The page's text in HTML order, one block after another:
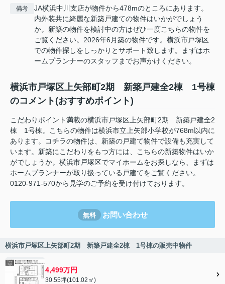
備考
JA横浜中川支店が物件から478mのところにあります。
内外装共に綺麗な新築戸建ての物件はいかがでしょう
か。新築の物件を検討中の方はぜひ一度こちらの物件を
ご覧ください。2026年6月築の物件です。横浜市戸塚区
での物件探しをしっかりとサポート致します。まずはホ
ームプランナーのスタッフまでお声かけください。
横浜市戸塚区上矢部町2期 新築戸建全2棟 1号棟
のコメント(おすすめポイント)
こだわりポイント満載の横浜市戸塚区上矢部町2期 新築戸建全2
棟 1号棟。こちらの物件は横浜市立上矢部小学校が768m以内に
あります。コチラの物件は、新築の戸建て物件で設備も充実して
います。新築にこだわりをもつ方には、こちらの新築物件はいか
がでしょうか。横浜市戸塚区でマイホームをお探しなら、まずは
ホームプランナーが取り扱っている戸建てをご覧ください。
0120-971-570から見学のご予約を受け付けております。
無料 お問い合わせ
横浜市戸塚区上矢部町2期 新築戸建全2棟 1号棟の販売中物件
4,499万円
30.55坪(101.02㎡)